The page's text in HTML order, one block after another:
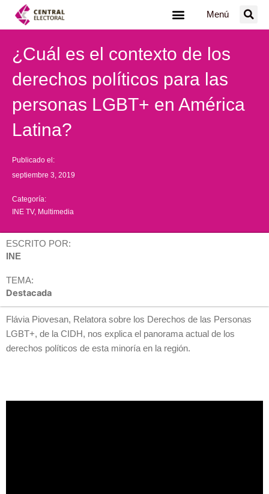
Menú
¿Cuál es el contexto de los
derechos políticos para las
personas LGBT+ en América
Latina?
Publicado el:
septiembre 3, 2019
Categoría:
INE TV, Multimedia
ESCRITO POR:
INE
TEMA:
Destacada
Flávia Piovesan, Relatora sobre los Derechos de las Personas
LGBT+, de la CIDH, nos explica el panorama actual de los
derechos políticos de esta minoría en la región.